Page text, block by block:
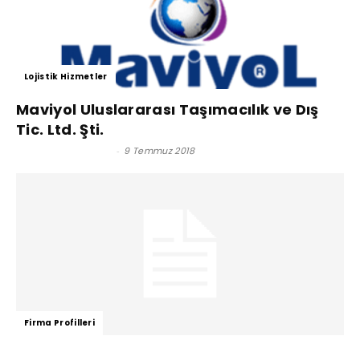
Lojistik Hizmetler
Maviyol Uluslararası Taşımacılık ve Dış
Tic. Ltd. Şti.
- 9 Temmuz 2018
Firma Profilleri